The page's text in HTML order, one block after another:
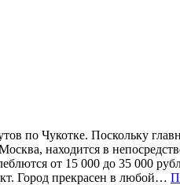
по Чукотке. Поскольку
находится в
от 15 000 до 35 000
Город прекрасен в любой…